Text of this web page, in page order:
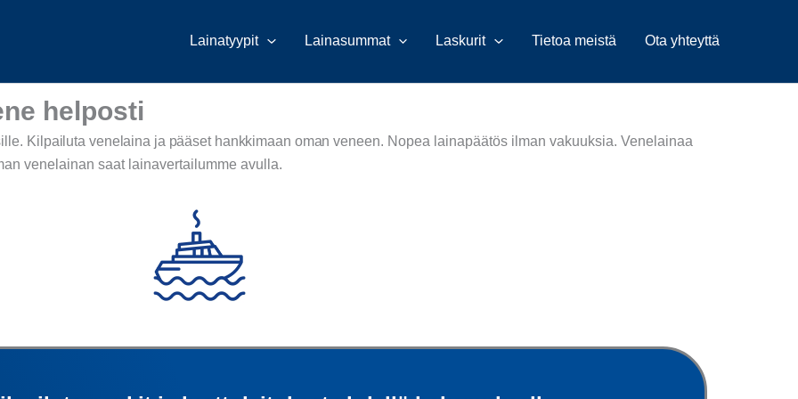
Lainatyypit Lainasummat Laskurit Tietoa meistä Ota yhteyttä
helposti
Kilpailuta venelaina ja pääset hankkimaan oman veneen. Nopea lainapäätösilman vakuuksia. Venelainaa
venelainan saat lainavertailumme avulla.